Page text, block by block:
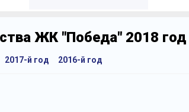
ЖК "Победа" 2018 год
2017-й год 2016-й год